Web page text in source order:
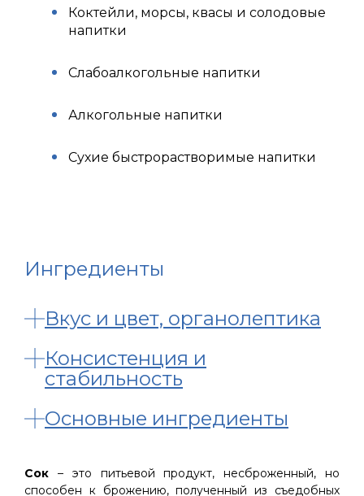
Коктейли, морсы, квасы и солодовые
напитки
Слабоалкогольные напитки
Алкогольные напитки
Сухие быстрорастворимые напитки
Ингредиенты
Вкус и цвет, органолептика
Консистенция и
стабильность
Основные ингредиенты
Сок – это питьевой продукт, несброженный, но
способен к брожению, полученный из съедобных